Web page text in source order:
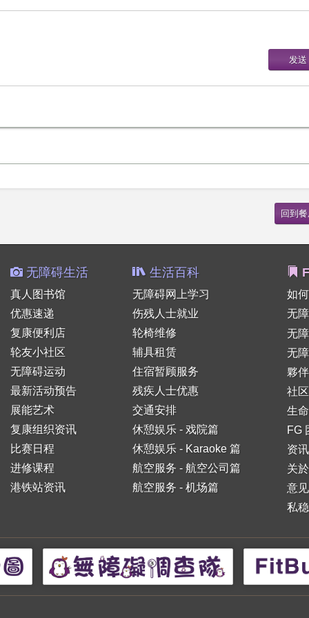
无障碍生活
真人图书馆
优惠速递
复康便利店
轮友小社区
无障碍运动
最新活动预告
展能艺术
复康组织资讯
比赛日程
进修课程
港铁站资讯
生活百科
无障碍网上学习
伤残人士就业
轮椅维修
辅具租赁
住宿暂顾服务
残疾人士优惠
交通安排
休憩娱乐 - 戏院篇
休憩娱乐 - Karaoke 篇
航空服务 - 航空公司篇
航空服务 - 机场篇
如
无
无
无
夥
社
生
FG
资
关
意
私